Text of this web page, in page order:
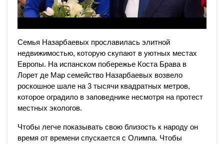
Семья Назарбаевых прославилась элитной
недвижимостью, которую скупают в уютных местах
Европы. На испанском побережье Коста Брава в
Лорет де Мар семейство Назарбаевых возвело
роскошное шале на 3 тысячи квадратных метров,
которое оградило в заповеднике несмотря на протест
местных экологов.
Чтобы легче показывать свою близость к народу он
время от времени спускается с Олимпа. Чтобы